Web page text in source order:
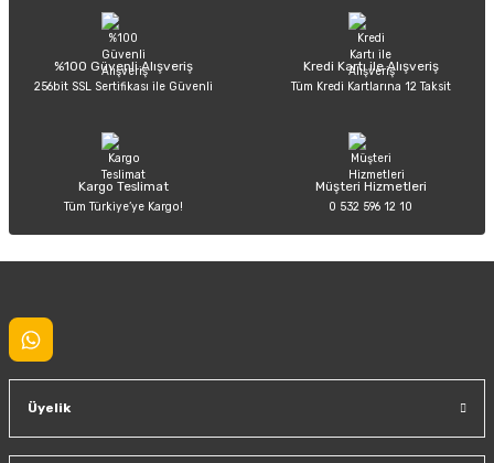
Ürün açıklamasında eksik bilgiler bulunuyor.
Ürün bilgilerinde hatalar bulunuyor.
Ürün fiyatı diğer sitelerden daha pahalı.
%100 Güvenli Alışveriş
256bit SSL Sertifikası ile Güvenli
Kredi Kartı ile Alışveriş
Tüm Kredi Kartlarına 12 Taksit
Kargo Teslimat
Tüm Türkiye’ye Kargo!
Müşteri Hizmetleri
0 532 596 12 10
Üyelik